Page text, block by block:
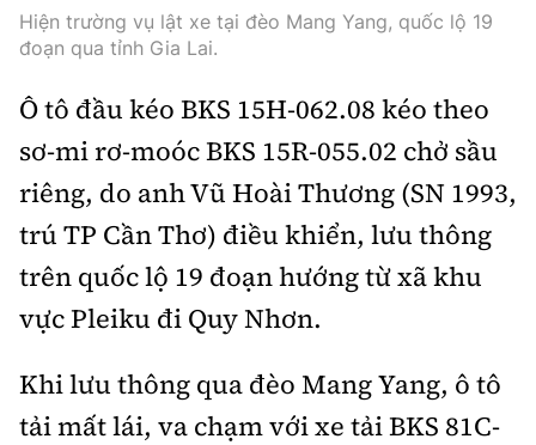
Nhà thầu
Mời thầu - Đấu thầu
Thi viết về GTVT
Gương sáng giao thông
Âm nhạc
Hậu trường sao
360 độ thể thao
Sản phẩm mới
Tư vấn
Thế giới
Thế giới giao thông
Thế giới xây dựng
Du lịch
Khám phá
Lối sống
Ẩm thực
Video
Thời sự
Khám phá
Camera giao thông
Câu chuyện giao thông
Giấy phép số: 03/GP-BVHTTDL, cấp ngày 1/4/2025.
Hiện trường vụ lật xe tại đèo Mang Yang, quốc lộ 19
đoạn qua tỉnh Gia Lai.
Ô tô đầu kéo BKS 15H-062.08 kéo theo
sơ-mi rơ-moóc BKS 15R-055.02 chở sầu
riêng, do anh Vũ Hoài Thương (SN 1993,
trú TP Cần Thơ) điều khiển, lưu thông
trên quốc lộ 19 đoạn hướng từ xã khu
vực Pleiku đi Quy Nhơn.
Khi lưu thông qua đèo Mang Yang, ô tô
tải mất lái, va chạm với xe tải BKS 81C-